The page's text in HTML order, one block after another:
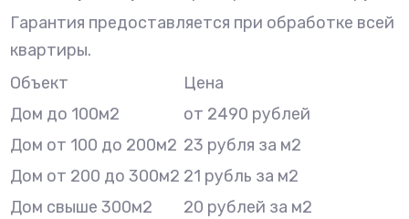
Гарантия предоставляется при обработке всей
квартиры.
Объект
Цена
Дом до 100м2
от 2490 рублей
Дом от 100 до 200м2 23 рубля за м2
Дом от 200 до 300м2 21 рубль за м2
Дом свыше 300м2
20 рублей за м2